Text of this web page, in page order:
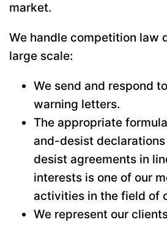
market.
We handle competition law
large scale:
We send and respond
warning letters.
The appropriate
and-desist
desist agreements in
interests is one of our
activities in the field of
We represent our